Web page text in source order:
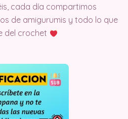
cada día compartimos
de amigurumis y todo lo que
del crochet